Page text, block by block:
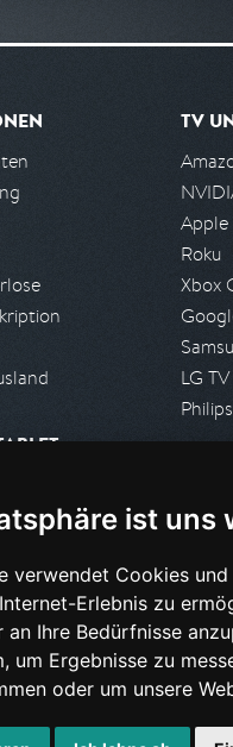
ist uns
verwendet Cookies
Erlebnis zu
an Ihre Bedürfnisse
um Ergebnisse zu
oder um unsere
TV
Apple
Roku
Xbox
LG TV